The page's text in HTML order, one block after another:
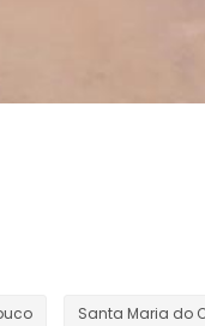
Santa Maria do